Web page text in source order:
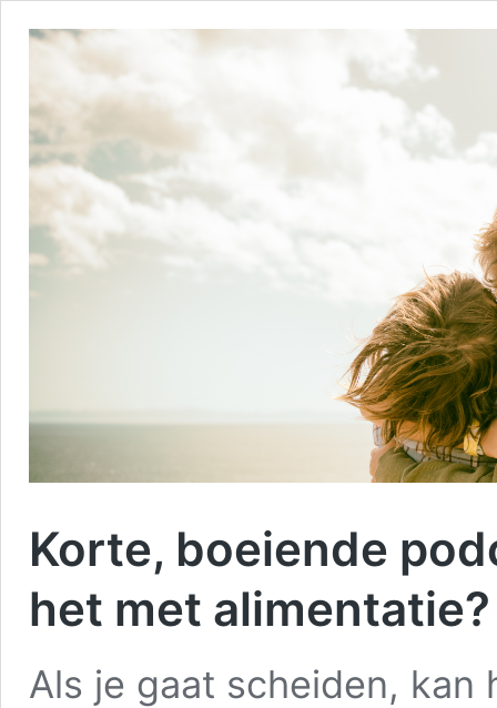
Korte, boeiende
het met alimentatie?
Als je gaat scheiden,